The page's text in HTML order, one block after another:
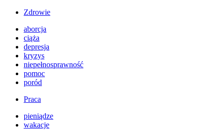
Zdrowie
aborcja
ciąża
depresja
kryzys
niepełnosprawność
pomoc
poród
Praca
pieniądze
wakacje